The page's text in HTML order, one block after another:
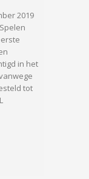
2019
in het
tot